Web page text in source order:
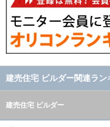
建売住宅 ビルダー関連ラン
建売住宅 ビルダー